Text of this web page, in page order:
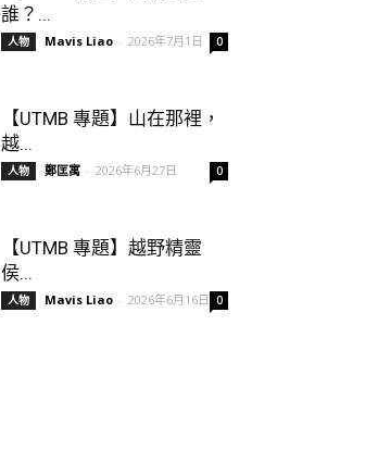
誰？...
人物 Mavis Liao - 2026年7月1日 0
【UTMB 專題】山在那裡，
越...
人物 鄭匡寓 - 2026年6月27日 0
【UTMB 專題】越野精靈
侯...
人物 Mavis Liao - 2026年6月16日 0